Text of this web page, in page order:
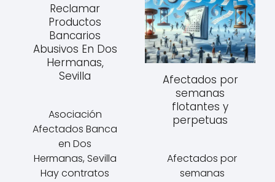
Reclamar
Productos
Bancarios
Abusivos En Dos
Hermanas,
Sevilla
Asociación
Afectados Banca
en Dos
Hermanas, Sevilla
Hay contratos
Afectados por
semanas
flotantes y
perpetuas
Afectados por
semanas